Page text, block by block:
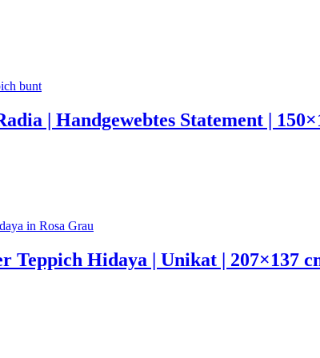
| Handgewebtes Statement |
Teppich Hidaya | Unikat | 207×137